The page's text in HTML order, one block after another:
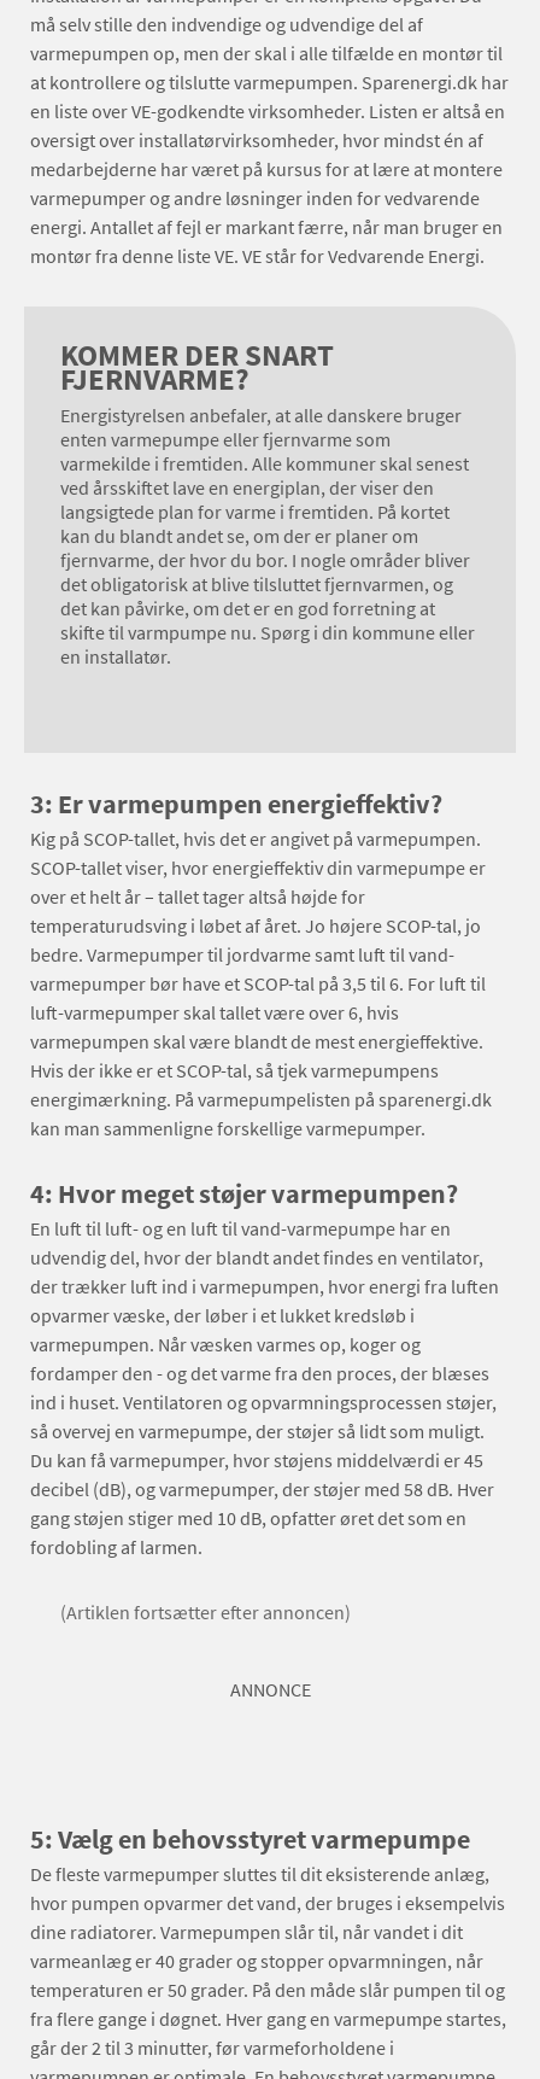
må selv stille den indvendige og udvendige del af
varmepumpen op, men der skal i alle tilfælde en montør til
at kontrollere og tilslutte varmepumpen. Sparenergi.dk har
en liste over VE-godkendte virksomheder. Listen er altså en
oversigt over installatørvirksomheder, hvor mindst én af
medarbejderne har været på kursus for at lære at montere
varmepumper og andre løsninger inden for vedvarende
energi. Antallet af fejl er markant færre, når man bruger en
montør fra denne liste VE. VE står for Vedvarende Energi.
KOMMER DER SNART
FJERNVARME?
Energistyrelsen anbefaler, at alle danskere bruger
enten varmepumpe eller fjernvarme som
varmekilde i fremtiden. Alle kommuner skal senest
ved årsskiftet lave en energiplan, der viser den
langsigtede plan for varme i fremtiden. På kortet
kan du blandt andet se, om der er planer om
fjernvarme, der hvor du bor. I nogle områder bliver
det obligatorisk at blive tilsluttet fjernvarmen, og
det kan påvirke, om det er en god forretning at
skifte til varmpumpe nu. Spørg i din kommune eller
en installatør.
3: Er varmepumpen energieffektiv?
Kig på SCOP-tallet, hvis det er angivet på varmepumpen.
SCOP-tallet viser, hvor energieffektiv din varmepumpe er
over et helt år – tallet tager altså højde for
temperaturudsving i løbet af året. Jo højere SCOP-tal, jo
bedre. Varmepumper til jordvarme samt luft til vand-
varmepumper bør have et SCOP-tal på 3,5 til 6. For luft til
luft-varmepumper skal tallet være over 6, hvis
varmepumpen skal være blandt de mest energieffektive.
Hvis der ikke er et SCOP-tal, så tjek varmepumpens
energimærkning. På varmepumpelisten på sparenergi.dk
kan man sammenligne forskellige varmepumper.
4: Hvor meget støjer varmepumpen?
En luft til luft- og en luft til vand-varmepumpe har en
udvendig del, hvor der blandt andet findes en ventilator,
der trækker luft ind i varmepumpen, hvor energi fra luften
opvarmer væske, der løber i et lukket kredsløb i
varmepumpen. Når væsken varmes op, koger og
fordamper den - og det varme fra den proces, der blæses
ind i huset. Ventilatoren og opvarmningsprocessen støjer,
så overvej en varmepumpe, der støjer så lidt som muligt.
Du kan få varmepumper, hvor støjens middelværdi er 45
decibel (dB), og varmepumper, der støjer med 58 dB. Hver
gang støjen stiger med 10 dB, opfatter øret det som en
fordobling af larmen.
(Artiklen fortsætter efter annoncen)
ANNONCE
5: Vælg en behovsstyret varmepumpe
De fleste varmepumper sluttes til dit eksisterende anlæg,
hvor pumpen opvarmer det vand, der bruges i eksempelvis
dine radiatorer. Varmepumpen slår til, når vandet i dit
varmeanlæg er 40 grader og stopper opvarmningen, når
temperaturen er 50 grader. På den måde slår pumpen til og
fra flere gange i døgnet. Hver gang en varmepumpe startes,
går der 2 til 3 minutter, før varmeforholdene i